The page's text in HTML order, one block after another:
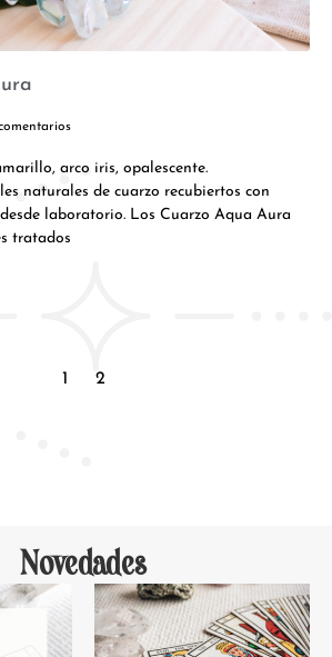
arco iris, opalescente.
naturales de cuarzo recubiertos con
laboratorio. Los Cuarzo Aqua Aura
tratados
1 2
Novedades